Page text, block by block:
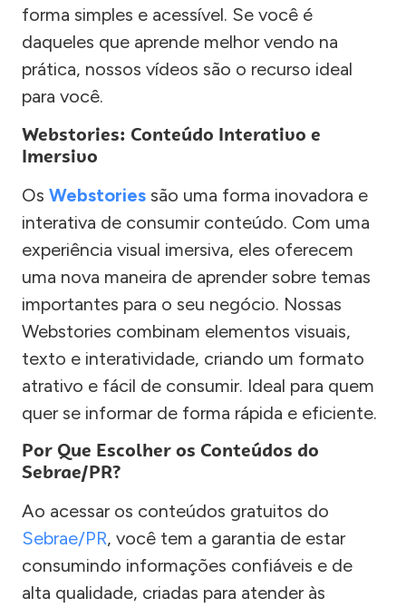
forma simples e acessível. Se você é
daqueles que aprende melhor vendo na
prática, nossos vídeos são o recurso ideal
para você.
Webstories: Conteúdo Interativo e
Imersivo
Os Webstories são uma forma inovadora e
interativa de consumir conteúdo. Com uma
experiência visual imersiva, eles oferecem
uma nova maneira de aprender sobre temas
importantes para o seu negócio. Nossas
Webstories combinam elementos visuais,
texto e interatividade, criando um formato
atrativo e fácil de consumir. Ideal para quem
quer se informar de forma rápida e eficiente.
Por Que Escolher os Conteúdos do
Sebrae/PR?
Ao acessar os conteúdos gratuitos do
Sebrae/PR, você tem a garantia de estar
consumindo informações confiáveis e de
alta qualidade, criadas para atender às